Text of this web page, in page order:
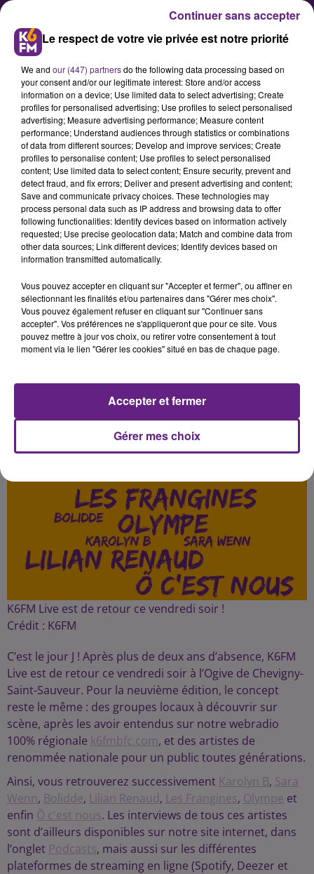
K6FM Live, c’est ce vendredi soir
à Chevigny-Saint-Sauveur
L’événement K6FM Live est de
retour ce vendredi soir à l’Ogive de
Chevigny-Saint-Sauveur. Artistes
locaux et nationaux se succèderont
s’annonce festive !
Publié : 8 avril 2022 à 6h30 par Dimitri Coutand
K6FM Live est de retour ce vendredi soir !
Crédit : K6FM
C’est le jour J ! Après plus de deux ans d’absence, K6FM
Live est de retour ce vendredi soir à l’Ogive de Chevigny-
Saint-Sauveur. Pour la neuvième édition, le concept
reste le même : des groupes locaux à découvrir sur
scène, après les avoir entendus sur notre webradio
100% régionale k6fmbfc.com, et des artistes de
renommée nationale pour un public toutes générations.
Ainsi, vous retrouverez successivement Karolyn B, Sara
Wenn, Bolidde, Lilian Renaud, Les Frangines, Olympe et
enfin Õ c'est nous. Les interviews de tous ces artistes
sont d’ailleurs disponibles sur notre site internet, dans
l’onglet Podcasts, mais aussi sur les différentes
plateformes de streaming en ligne (Spotify, Deezer et
Le respect de votre vie privée est notre priorité
We and our (447) partnersdo the following data processing based on
your consent and/or our legitimate interest: Store and/or access
information on a device; Use limited data to select advertising; Create
profiles for personalised advertising; Use profiles to select personalised
advertising; Measure advertising performance; Measure content
performance; Understand audiences through statistics or combinations
of data from different sources; Develop and improve services; Create
profiles to personalise content; Use profiles to select personalised
content; Use limited data to select content; Ensure security, prevent and
detect fraud, and fix errors; Deliver and present advertising and content;
Save and communicate privacy choices. These technologies may
process personal data such as IP address and browsing data to offer
following functionalities: Identify devices based on information actively
requested; Use precise geolocation data; Match and combine data from
other data sources; Link different devices; Identify devices based on
information transmitted automatically.
Vous pouvez accepter en cliquant sur "Accepter et fermer", ou affiner en
sélectionnant les finalités et/ou partenaires dans "Gérer mes choix".
Vous pouvez également refuser en cliquant sur "Continuer sans
accepter". Vos préférences ne s'appliqueront que pour ce site. Vous
pouvez mettre à jour vos choix, ou retirer votre consentement à tout
moment via le lien "Gérer les cookies" situé en bas de chaque page.
Gérer mes choix
Accepter et fermer
Continuer sans accepter